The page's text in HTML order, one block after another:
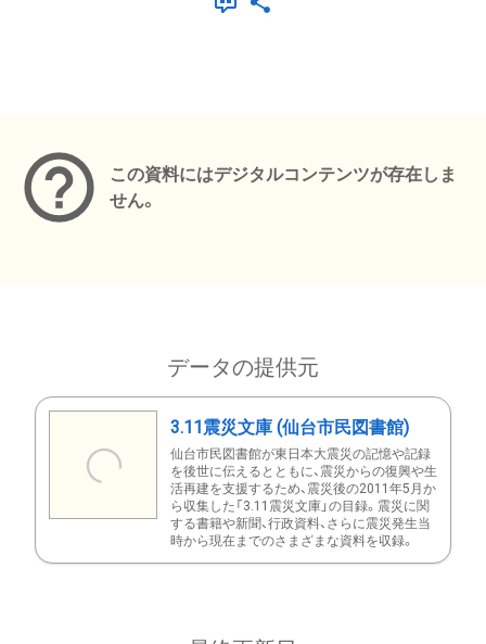
この資料にはデジタルコンテンツが存在しま
せん。
データの提供元
3.11震災文庫 (仙台市民図書館)
仙台市民図書館が東日本大震災の記憶や記録
を後世に伝えるとともに、震災からの復興や生
活再建を支援するため、震災後の2011年5月か
ら収集した「3.11震災文庫」の目録。震災に関
する書籍や新聞、行政資料、さらに震災発生当
時から現在までのさまざまな資料を収録。